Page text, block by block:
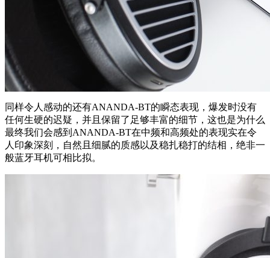
同样令人感动的还有ANANDA-BT的瞬态表现，爆发时没有
任何生硬的迟疑，并且保留了足够丰富的细节，这也是为什么
最终我们会感到ANANDA-BT在中频和高频处的表现实在令
人印象深刻，自然且细腻的质感以及稳扎稳打的结相，绝非一
般蓝牙耳机可相比拟。